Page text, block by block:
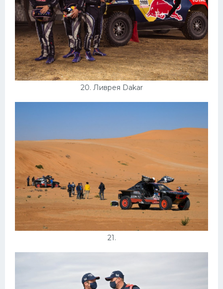
20. Ливрея Dakar
21.